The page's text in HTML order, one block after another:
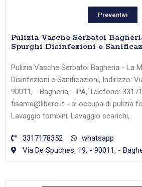
Preventivi
Pulizia Vasche Serbatoi
Spurghi Disinfezioni e
Pulizia Vasche Serbatoi Bagheria - La
Disinfezioni e Sanificazioni, Indirizzo:
90011, - Bagheria, - PA, Telefono:
fisame@libero.it - si occupa di pulizia
Lavaggio tombini, Lavaggio scarichi,
3317178352
whatsapp
Via De Spuches, 19, - 90011, -